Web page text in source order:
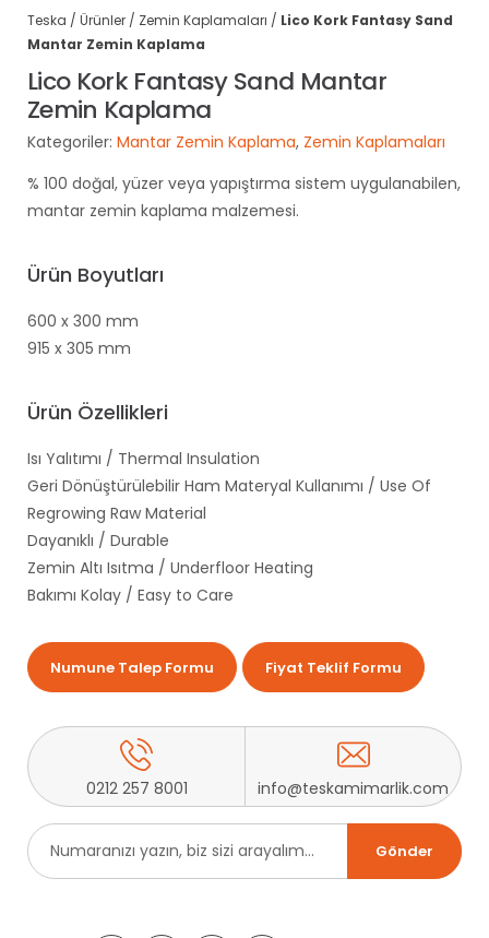
Teska / Ürünler / Zemin Kaplamaları / Lico Kork Fantasy Sand
Mantar Zemin Kaplama
Lico Kork Fantasy Sand Mantar
Zemin Kaplama
Kategoriler: Mantar Zemin Kaplama, Zemin Kaplamaları
% 100 doğal, yüzer veya yapıştırma sistem uygulanabilen,
mantar zemin kaplama malzemesi.
Ürün Boyutları
600 x 300 mm
915 x 305 mm
Ürün Özellikleri
Isı Yalıtımı / Thermal Insulation
Geri Dönüştürülebilir Ham Materyal Kullanımı / Use Of
Regrowing Raw Material
Dayanıklı / Durable
Zemin Altı Isıtma / Underfloor Heating
Bakımı Kolay / Easy to Care
Numune Talep Formu Fiyat Teklif Formu
0212 257 8001 info@teskamimarlik.com